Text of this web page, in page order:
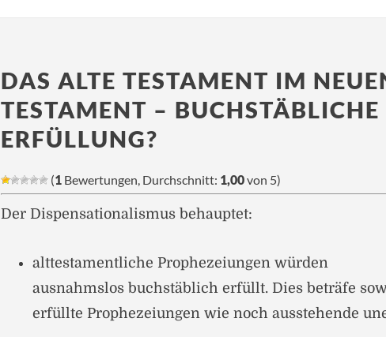
DAS ALTE TESTAMENT IM
TESTAMENT – BUCHSTÄBLICHE
ERFÜLLUNG?
(1 Bewertungen, Durchschnitt: 1,00von 5)
Der Dispensationalismus behauptet:
alttestamentliche Prophezeiungen würden
ausnahmslos buchstäblich erfüllt. Dies beträfe
erfüllte Prophezeiungen wie noch ausstehende